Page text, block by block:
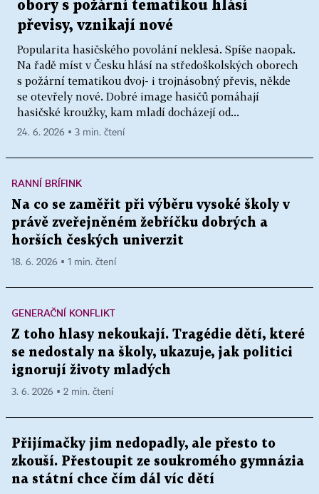
obory s požární tematikou hlásí
převisy, vznikají nové
Popularita hasičského povolání neklesá. Spíše naopak.
Na řadě míst v Česku hlásí na středoškolských oborech
s požární tematikou dvoj- i trojnásobný převis, někde
se otevřely nové. Dobré image hasičů pomáhají
hasičské kroužky, kam mladí docházejí od...
24. 6. 2026 ▪ 3 min. čtení
RANNÍ BRÍFINK
Na co se zaměřit při výběru vysoké školy v
právě zveřejněném žebříčku dobrých a
horších českých univerzit
18. 6. 2026 ▪ 1 min. čtení
GENERAČNÍ KONFLIKT
Z toho hlasy nekoukají. Tragédie dětí, které
se nedostaly na školy, ukazuje, jak politici
ignorují životy mladých
3. 6. 2026 ▪ 2 min. čtení
Přijímačky jim nedopadly, ale přesto to
zkouší. Přestoupit ze soukromého gymnázia
na státní chce čím dál víc dětí